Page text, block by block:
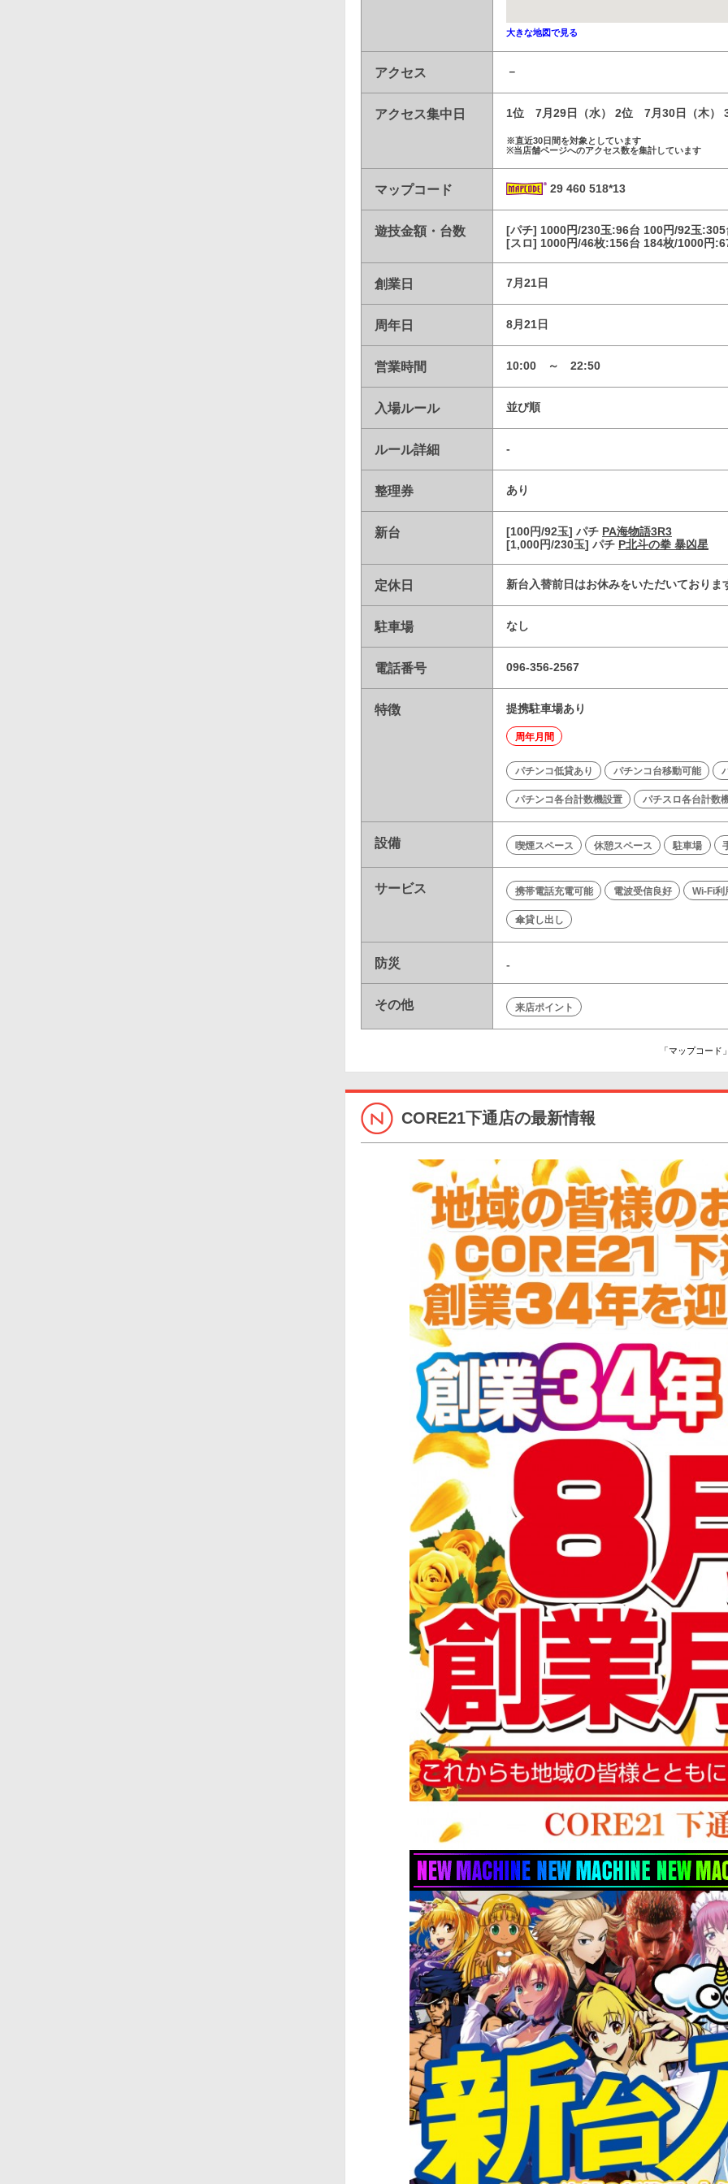
大きな地図で見る
アクセス －
アクセス集中日 1位 7月29日（水） 2位 7月30日（木）
※直近30日間を対象としています
※当店舗ページへのアクセス数を集計しています
マップコード 29 460 518*13
遊技金額・台数
[パチ] 1000円/230玉:96台 100円/92玉
[スロ] 1000円/46枚:156台 184枚/1000円
創業日 7月21日
周年日 8月21日
営業時間 10:00 ～ 22:50
入場ルール 並び順
ルール詳細 -
整理券 あり
新台 [100円/92玉] パチ PA海物語3R3
[1,000円/230玉] パチ P北斗の拳 暴凶星
定休日 新台入替前日はお休みをいただいておりま
駐車場 なし
電話番号 096-356-2567
特徴 提携駐車場あり
周年月間
パチンコ低貸あり パチンコ台移動可能
パチンコ各台計数機設置 パチスロ各台計数
設備 喫煙スペース 休憩スペース 駐車場
サービス 携帯電話充電可能 電波受信良好 Wi-Fi利
傘貸し出し
防災 -
その他 来店ポイント
「マップコー
CORE21下通店の最新情報